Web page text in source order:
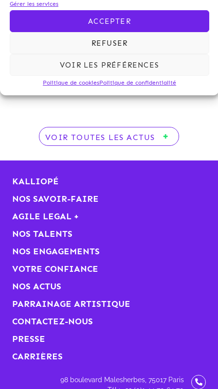
Gérer les services
ACCEPTER
REFUSER
VOIR LES PRÉFÉRENCES
Politique de cookiesPolitique de confidentialité
table ronde organisée par Agrion sur le
développements des énergies marines à l’Agence
Régionale de Développement (3 rue des Saussaies,
75008 Paris). Il y présentera notamment le cadre
renouvelables.
Voir le programme.
VOIR TOUTES LES ACTUS
KALLIOPÉ
NOS SAVOIR-FAIRE
AGILE LEGAL +
NOS TALENTS
NOS ENGAGEMENTS
VOTRE CONFIANCE
NOS ACTUS
PARRAINAGE ARTISTIQUE
CONTACTEZ-NOUS
PRESSE
CARRIÈRES
98 boulevard Malesherbes, 75017 Paris